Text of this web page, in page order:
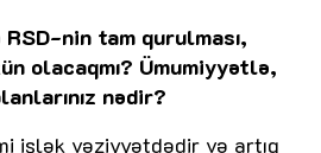
nin tam qurulması,
olacaqmı? Ümumiyyətlə,
nədir?
işlək vəziyyətdədir və artıq